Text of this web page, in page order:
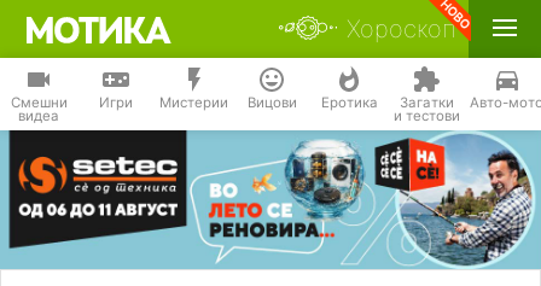
Хороскоп
Смешни
видеа
Игри Мистерии Вицови Еротика Загатки
и тестови
Авто-